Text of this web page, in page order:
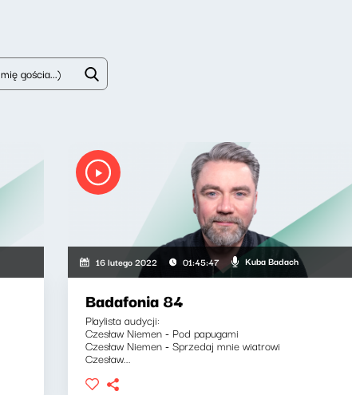
16 lutego 2022 01:45:47 Kuba Badach
Badafonia 84
Playlista audycji:
Czesław Niemen - Pod papugami
Czesław Niemen - Sprzedaj mnie wiatrowi
Czesław...